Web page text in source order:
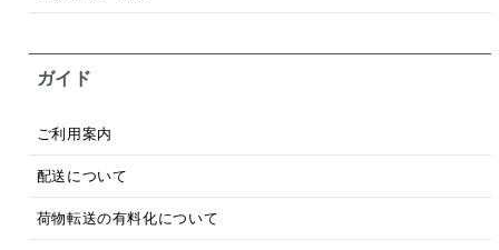
ガイド
ご利用案内
配送について
荷物転送の有料化について